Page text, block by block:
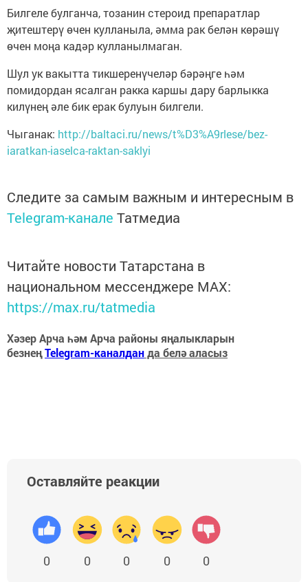
Билгеле булганча, тозанин стероид препаратлар
җитештерү өчен кулланыла, әмма рак белән көрәшү
өчен моңа кадәр кулланылмаган.
Шул ук вакытта тикшеренүчеләр бәрәңге һәм
помидордан ясалган ракка каршы дару барлыкка
килүнең әле бик ерак булуын билгели.
Чыганак: http://baltaci.ru/news/t%D3%A9rlese/bez-
iaratkan-iaselca-raktan-saklyi
Следите за самым важным и интересным в
Telegram-канале Татмедиа
Читайте новости Татарстана в
национальном мессенджере MАХ:
https://max.ru/tatmedia
Хәзер Арча һәм Арча районы яңалыкларын
безнеңTelegram-каналданда белә аласыз
Оставляйте реакции
0 0 0 0 0